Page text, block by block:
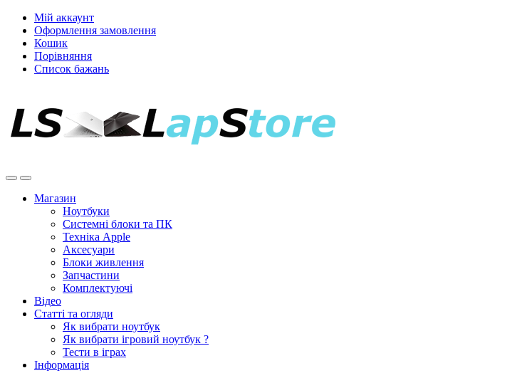
Мій аккаунт
Оформлення замовлення
Кошик
Порівняння
Список бажань
Магазин
Ноутбуки
Системні блоки та ПК
Техніка Apple
Аксесуари
Блоки живлення
Запчастини
Комплектуючі
Відео
Статті та огляди
Як вибрати ноутбук
Як вибрати ігровий ноутбук ?
Тести в іграх
Інформація